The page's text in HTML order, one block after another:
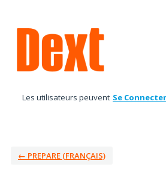
au
contenu
Les utilisateurs peuvent Se Connecter
← PREPARE (FRANÇAIS)